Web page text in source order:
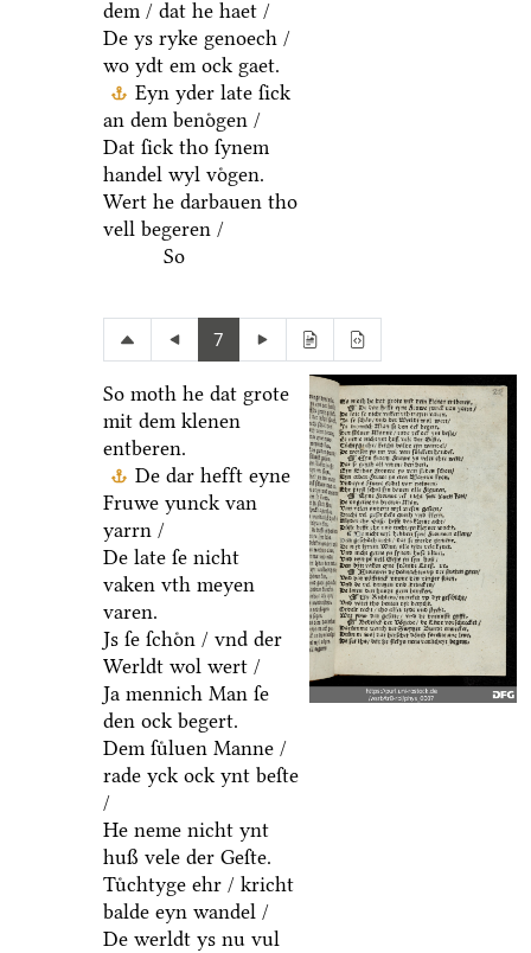
dem / dat he haet /
De ys ryke genoech /
wo ydt em ock gaet.
Eyn yder late ſick
an dem benoͤgen /
Dat ſick tho ſynem
handel wyl voͤgen.
Wert he darbauen tho
vell begeren /
So
7
So moth he dat grote
mit dem klenen
entberen.
De dar hefft eyne
Fruwe yunck van
yarrn /
De late ſe nicht
vaken vth meyen
varen.
Js ſe ſchoͤn / vnd der
Werldt wol wert /
Ja mennich Man ſe
den ock begert.
Dem ſuͤluen Manne /
rade yck ock ynt beſte
/
He neme nicht ynt
huß vele der Geſte.
Tuͤchtyge ehr / kricht
balde eyn wandel /
De werldt ys nu vul